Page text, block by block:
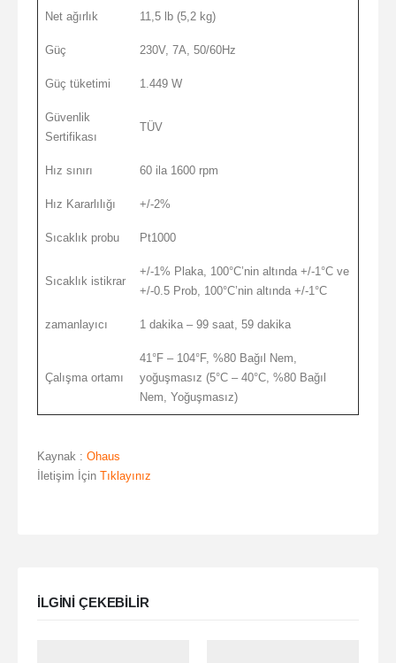
Net ağırlık 11,5 lb (5,2 kg)
Güç 230V, 7A, 50/60Hz
Güç tüketimi 1.449 W
Güvenlik
Sertifikası
TÜV
Hız sınırı 60 ila 1600 rpm
Hız Kararlılığı +/-2%
Sıcaklık probu Pt1000
Sıcaklık istikrar
+/-1% Plaka, 100°C’nin altında +/-1°C ve
+/-0.5 Prob, 100°C’nin altında +/-1°C
zamanlayıcı 1 dakika – 99 saat, 59 dakika
Çalışma ortamı
41°F – 104°F, %80 Bağıl Nem,
yoğuşmasız (5°C – 40°C, %80 Bağıl
Nem, Yoğuşmasız)
Kaynak : Ohaus
İletişim İçin Tıklayınız
ILGINI ÇEKEBILIR